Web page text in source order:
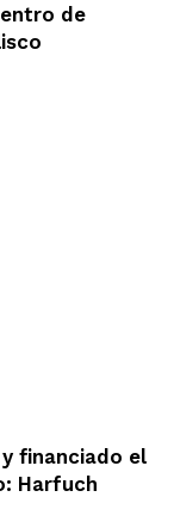
de
financiado el
Harfuch